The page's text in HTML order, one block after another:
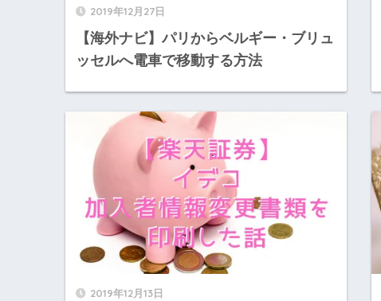
2019年12月27日
【海外ナビ】パリからベルギー・ブリュ
ッセルへ電車で移動する方法
2019年12月13日